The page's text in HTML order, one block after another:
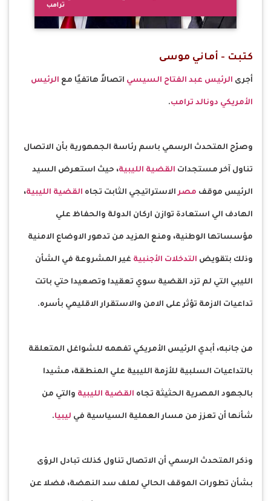
ترامب
كتبت - أماني موسى
أجرى الرئيس عبد الفتاح السيسي اتصالاً هاتفيًا مع الرئيس
الأمريكي دونالد ترامب.
وصرّح المتحدث الرسمي باسم رئاسة الجمهورية بأن الاتصال
تناول آخر مستجدات القضية الليبية، حيث استعرض السيد
الرئيس موقف مصرالاستراتيجي الثابت تجاه القضية الليبية،
الهادف الي استعادة توازن اركان الدولة والحفاظ علي
مؤسساتها الوطنية، ومنع المزيد من تدهور الاوضاع الامنية
وذلك بتقويض التدخلات الأجنبية غير المشروعة في الشأن
الليبي التي لم تزد القضية سوي تعقيدا وتصعيدا حتي باتت
تداعيات الازمة تؤثر على الامن والاستقرار الاقليمي بأسره.
من جانبه، أبدي الرئيس الأمريكي تفهمه للشواغل المتعلقة
بالتداعيات السلبية للأزمة الليبية علي المنطقة، مشيدا
بالجهود المصرية الحثيثة تجاه القضية الليبية والتي من
شأنها أن تعزز من مسار العملية السياسية في ليبيا.
وذكر المتحدث الرسمي أن الاتصال تناول كذلك تبادل الرؤى
بشأن تطورات الموقف الحالي لملف سد النهضة، فضلا عن